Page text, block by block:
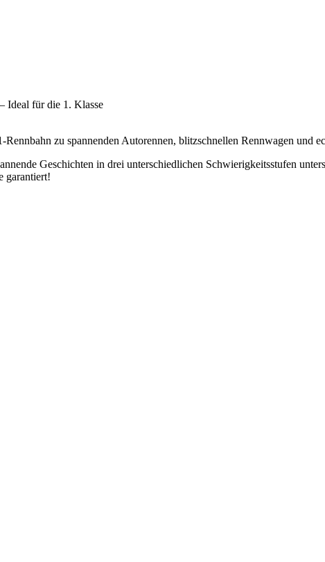
Ideal für die 1. Klasse
zu spannenden Autorennen, blitzschnellen Rennwagen und
Geschichten in drei unterschiedlichen Schwierigkeitsstufen
garantiert!